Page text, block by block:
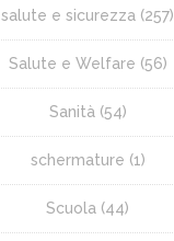
salute e sicurezza (257)
Salute e Welfare (56)
Sanità (54)
schermature (1)
Scuola (44)